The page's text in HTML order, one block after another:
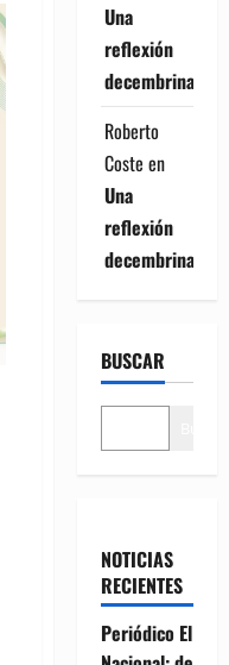
Una
reflexión
decembrina
Roberto
Coste en
Una
reflexión
decembrina
BUSCAR
NOTICIAS
RECIENTES
Periódico El